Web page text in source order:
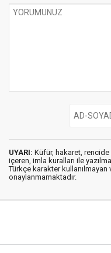
UYARI: Küfür, hakaret, rencide
içeren, imla kuralları ile
Türkçe karakter kullanılmayan
onaylanmamaktadır.